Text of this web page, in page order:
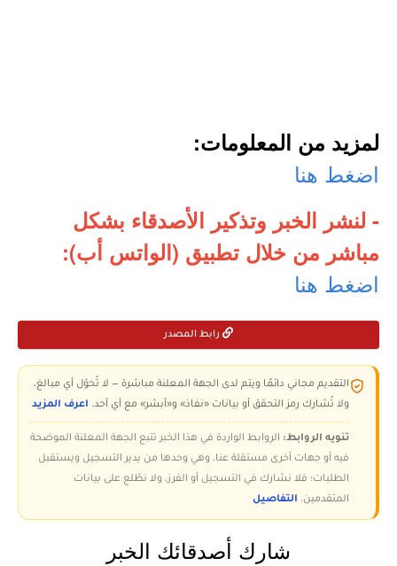
لمزيد من المعلومات:
اضغط هنا
- لنشر الخبر وتذكير الأصدقاء بشكل
مباشر من خلال تطبيق (الواتس أب):
اضغط هنا
رابط المصدر
التقديم مجاني دائمًا ويتم لدى الجهة المعلنة مباشرة — لا تُحوّل أي مبالغ،
ولا تُشارك رمز التحقق أو بيانات «نفاذ» و«أبشر» مع أي أحد. اعرف المزيد
تنويه الروابط: الروابط الواردة في هذا الخبر تتبع الجهة المعلنة الموضحة
فيه أو جهات أخرى مستقلة عنا، وهي وحدها من يدير التسجيل ويستقبل
الطلبات؛ فلا نشارك في التسجيل أو الفرز، ولا نطّلع على بيانات
المتقدمين. التفاصيل
شارك أصدقائك الخبر